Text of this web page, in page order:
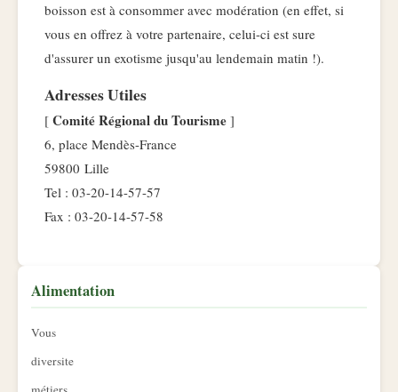
boisson est à consommer avec modération (en effet, si
vous en offrez à votre partenaire, celui-ci est sure
d'assurer un exotisme jusqu'au lendemain matin !).
Adresses Utiles
[ Comité Régional du Tourisme ]
6, place Mendès-France
59800 Lille
Tel : 03-20-14-57-57
Fax : 03-20-14-57-58
Alimentation
Vous
diversite